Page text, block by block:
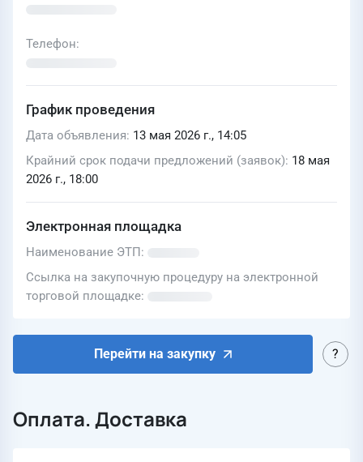
Телефон
График проведения
Дата объявления 13 мая 2026 г., 14:05
Крайний срок подачи предложений (заявок) 18 мая
2026 г., 18:00
Электронная площадка
Наименование ЭТП
Ссылка на закупочную процедуру на электронной
торговой площадке
Перейти на закупку
Оплата. Доставка